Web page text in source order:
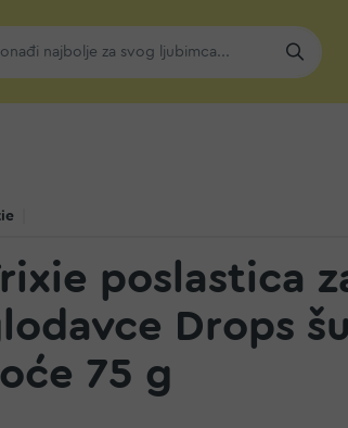
poslastica
Drops
75 g